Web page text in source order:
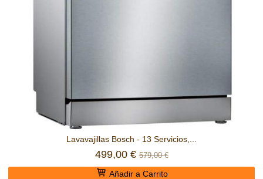
Lavavajillas Bosch - 13 Servicios,...
499,00 €579,00 €
Añadir a Carrito